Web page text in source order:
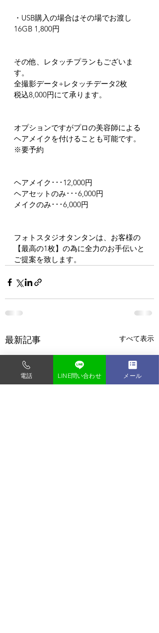
・USB購入の場合はその場でお渡し
16GB 1,800円
その他、レタッチプランもございま
す。
全撮影データ+レタッチデータ2枚
税込8,000円にて承ります。
オプションですがプロの美容師による
ヘアメイクを付けることも可能です。
※要予約
ヘアメイク･･･12,000円
ヘアセットのみ･･･6,000円
メイクのみ･･･6,000円
フォトスタジオタンタンは、お客様の
【最高の1枚】の為に全力のお手伝いと
ご提案を致します。
最新記事 すべて表示
電話 LINE問い合わせ メール